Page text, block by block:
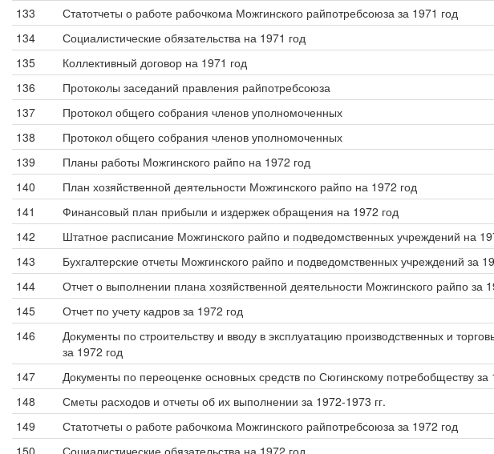
133
Статотчеты о работе рабочкома Можгинского райпотребсоюза за 1971 год
134
Социалистические обязательства на 1971 год
135
Коллективный договор на 1971 год
136
Протоколы заседаний правления райпотребсоюза
137
Протокол общего собрания членов уполномоченных
138
Протокол общего собрания членов уполномоченных
139
Планы работы Можгинского райпо на 1972 год
140
План хозяйственной деятельности Можгинского райпо на 1972 год
141
Финансовый план прибыли и издержек обращения на 1972 год
142
Штатное расписание Можгинского райпо и подведомственных учреждений на
143
Бухгалтерские отчеты Можгинского райпо и подведомственных учреждений за
144
Отчет о выполнении плана хозяйственной деятельности Можгинского райпо за
145
Отчет по учету кадров за 1972 год
146
Документы по строительству и вводу в эксплуатацию производственных и
за 1972 год
147 Документы по переоценке основных средств по Сюгинскому потребобществу за
148
Сметы расходов и отчеты об их выполнении за 1972-1973 гг.
149
Статотчеты о работе рабочкома Можгинского райпотребсоюза за 1972 год
150
Социалистические обязательства на 1972 год